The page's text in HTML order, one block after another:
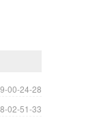
00-24-28
02-51-33